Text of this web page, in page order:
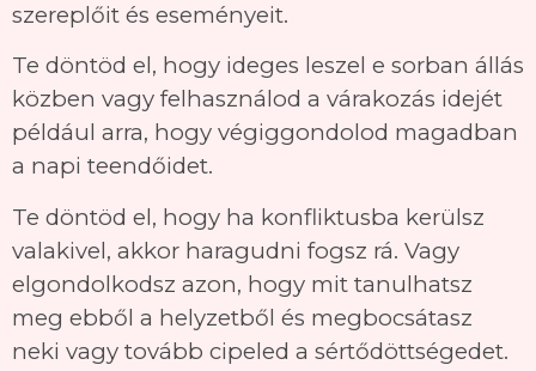
szereplőit és eseményeit.
Te döntöd el, hogy ideges leszel e sorban állás
közben vagy felhasználod a várakozás idejét
például arra, hogy végiggondolod magadban
a napi teendőidet.
Te döntöd el, hogy ha konfliktusba kerülsz
valakivel, akkor haragudni fogsz rá. Vagy
elgondolkodsz azon, hogy mit tanulhatsz
meg ebből a helyzetből és megbocsátasz
neki vagy tovább cipeled a sértődöttségedet.